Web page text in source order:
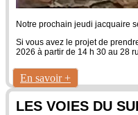
Notre prochain jeudi jacquaire
Si vous avez le projet de
2026 à partir de 14 h 30 au 28
En savoir +
LES VOIES DU